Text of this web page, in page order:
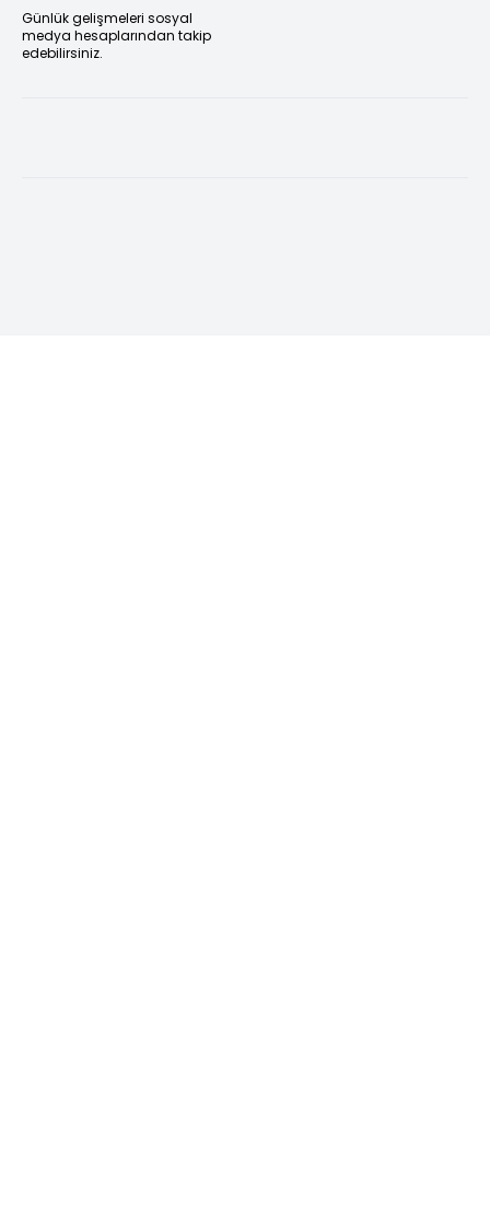
Günlük gelişmeleri sosyal
medya hesaplarından takip
edebilirsiniz.